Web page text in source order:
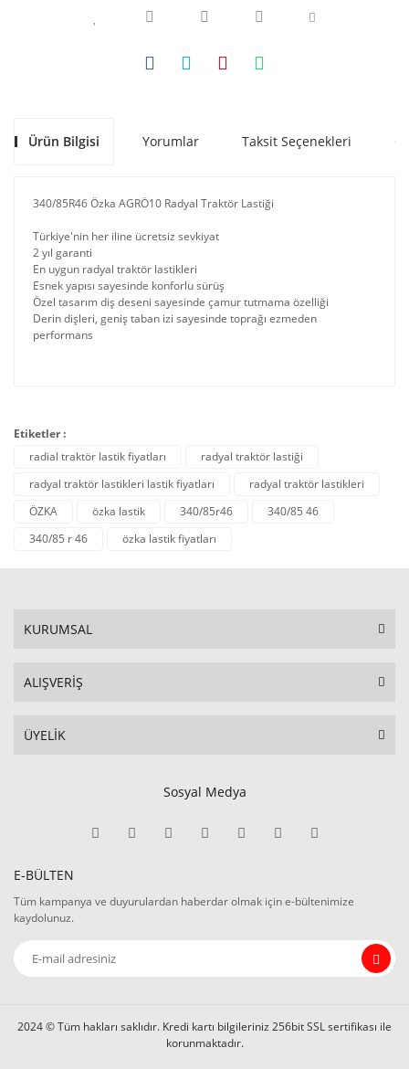
Ürün Bilgisi Yorumlar Taksit Seçenekleri
340/85R46 Özka AGRÖ10 Radyal Traktör Lastiği
Türkiye'nin her iline ücretsiz sevkiyat
2 yıl garanti
En uygun radyal traktör lastikleri
Esnek yapısı sayesinde konforlu sürüş
Özel tasarım diş deseni sayesinde çamur tutmama özelliği
Derin dişleri, geniş taban izi sayesinde toprağı ezmeden
performans
Etiketler :
radial traktör lastik fiyatları
radyal traktör lastiği
radyal traktör lastikleri lastik fiyatları
radyal traktör lastikleri
ÖZKA
özka lastik 340/85r46
340/85 46
340/85 r 46
özka lastik fiyatları
KURUMSAL
ALIŞVERİŞ
ÜYELİK
Sosyal Medya
E-BÜLTEN
Tüm kampanya ve duyurulardan haberdar olmak için e-bültenimize
kaydolunuz.
2024 © Tüm hakları saklıdır. Kredi kartı bilgileriniz 256bit SSL sertifikası ile
korunmaktadır.